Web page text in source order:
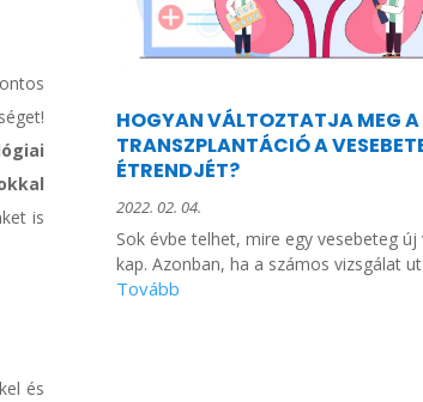
is
és
HOGYAN VÁLTOZTATJA MEG A
TRANSZPLANTÁCIÓ A
ÉTRENDJÉT?
2022. 02. 04.
Sok évbe telhet, mire egy vesebeteg új
kap. Azonban, ha a számos vizsgálat